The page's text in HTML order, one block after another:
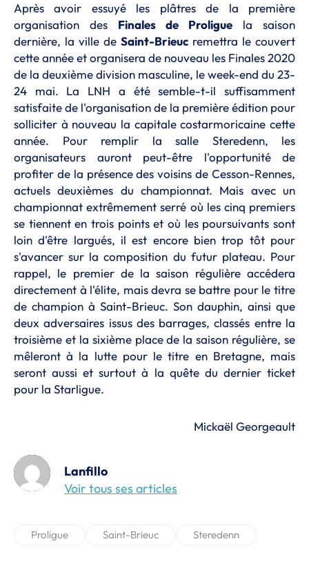
Après avoir essuyé les plâtres de la première
organisation des Finales de Proligue la saison
dernière, la ville de Saint-Brieuc remettra le couvert
cette année et organisera de nouveau les Finales 2020
de la deuxième division masculine, le week-end du 23-
24 mai. La LNH a été semble-t-il suffisamment
satisfaite de l'organisation de la première édition pour
solliciter à nouveau la capitale costarmoricaine cette
année. Pour remplir la salle Steredenn, les
organisateurs auront peut-être l'opportunité de
profiter de la présence des voisins de Cesson-Rennes,
actuels deuxièmes du championnat. Mais avec un
championnat extrêmement serré où les cinq premiers
se tiennent en trois points et où les poursuivants sont
loin d'être largués, il est encore bien trop tôt pour
s'avancer sur la composition du futur plateau. Pour
rappel, le premier de la saison régulière accédera
directement à l'élite, mais devra se battre pour le titre
de champion à Saint-Brieuc. Son dauphin, ainsi que
deux adversaires issus des barrages, classés entre la
troisième et la sixième place de la saison régulière, se
mêleront à la lutte pour le titre en Bretagne, mais
seront aussi et surtout à la quête du dernier ticket
pour la Starligue.
Mickaël Georgeault
Lanfillo
Voir tous ses articles
Proligue Saint-Brieuc Steredenn